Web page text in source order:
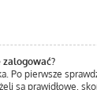
zalogować?
Po pierwsze
są prawidłowe,